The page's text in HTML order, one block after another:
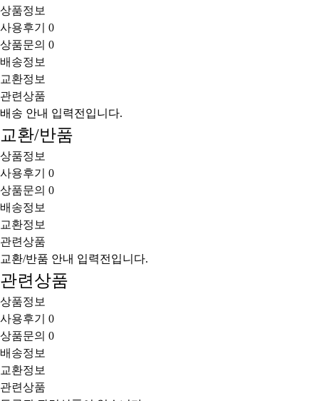
상품정보
사용후기 0
상품문의 0
배송정보
교환정보
관련상품
배송 안내 입력전입니다.
교환/반품
상품정보
사용후기 0
상품문의 0
배송정보
교환정보
관련상품
교환/반품 안내 입력전입니다.
관련상품
상품정보
사용후기 0
상품문의 0
배송정보
교환정보
관련상품